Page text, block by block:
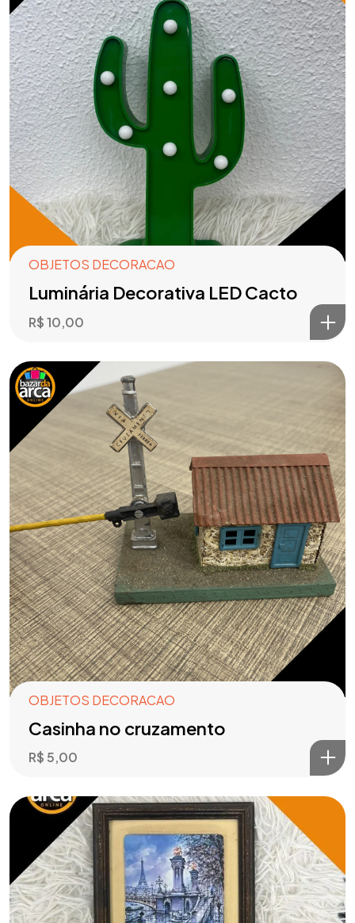
OBJETOS DECORACAO
Luminária Decorativa LED Cacto
R$10,00
OBJETOS DECORACAO
Casinha no cruzamento
R$5,00